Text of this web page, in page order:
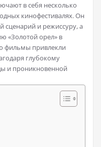
в себя несколько
кинофестивалях. Он
сценарий и режиссуру, а
«Золотой орел» в
фильмы привлекли
глубокому
и проникновенной